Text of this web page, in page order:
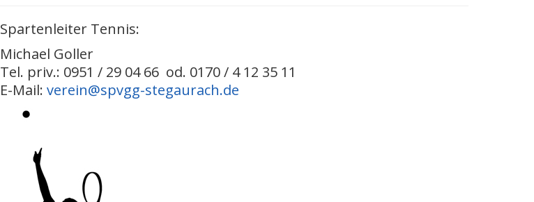
Spartenleiter Tennis:
Michael Goller
Tel. priv.: 0951 / 29 04 66 od. 0170 / 4 12 35 11
E-Mail: verein@spvgg-stegaurach.de